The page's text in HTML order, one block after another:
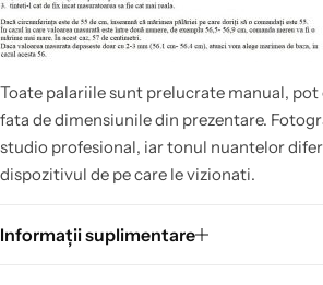
Toate palariile sunt prelucrate manual,
fata de dimensiunile din prezentare.
studio profesional, iar tonul nuantelor
dispozitivul de pe care le vizionati.
Informații suplimentare